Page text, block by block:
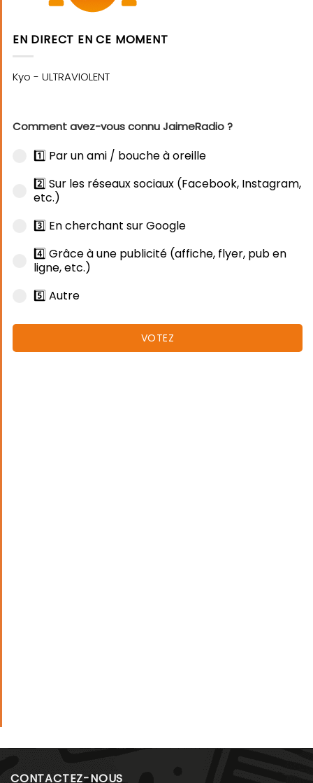
EN DIRECT EN CE MOMENT
Comment avez-vous connu JaimeRadio ?
1️⃣ Par un ami / bouche à oreille
2️⃣ Sur les réseaux sociaux (Facebook, Instagram,
etc.)
3️⃣ En cherchant sur Google
4️⃣ Grâce à une publicité (affiche, flyer, pub en
ligne, etc.)
5️⃣ Autre
VOTEZ
CONTACTEZ-NOUS